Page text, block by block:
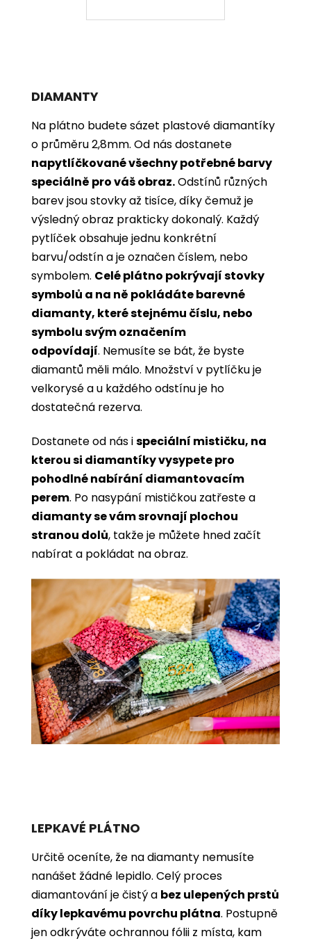
DIAMANTY
Na plátno budete sázet plastové diamantíky
o průměru 2,8mm. Od nás dostanete
napytlíčkované všechny potřebné barvy
speciálně pro váš obraz.Odstínů různých
barev jsou stovky až tisíce, díky čemuž je
výsledný obraz prakticky dokonalý. Každý
pytlíček obsahuje jednu konkrétní
barvu/odstín a je označen číslem, nebo
symbolem. Celé plátno pokrývají stovky
symbolů a na ně pokládáte barevné
diamanty, které stejnému číslu, nebo
symbolu svým označením
odpovídají. Nemusíte se bát, že byste
diamantů měli málo. Množství v pytlíčku je
velkorysé a u každého odstínu je ho
dostatečná rezerva.
Dostanete od nás ispeciální mističku, na
kterou si diamantíky vysypete pro
pohodlné nabírání diamantovacím
perem. Po nasypání mističkou zatřeste a
diamanty se vám srovnají plochou
stranou dolů, takže je můžete hned začít
nabírat a pokládat na obraz.
LEPKAVÉ PLÁTNO
Určitě oceníte, že na diamanty nemusíte
nanášet žádné lepidlo. Celý proces
diamantování je čistý a bez ulepených prstů
díky lepkavému povrchu plátna. Postupně
jen odkrýváte ochrannou fólii z místa, kam